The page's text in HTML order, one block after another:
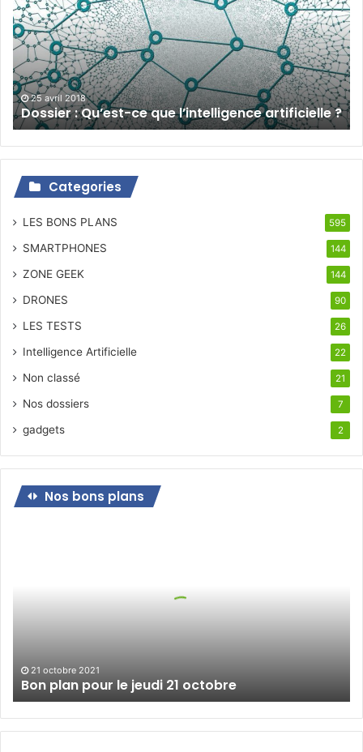
ce
que
l’intelligence
artificielle
?
25 avril 2018
Dossier : Qu’est-ce que l’intelligence artificielle ?
Categories
LES BONS PLANS 595
SMARTPHONES 144
ZONE GEEK 144
DRONES 90
LES TESTS 26
Intelligence Artificielle 22
Non classé 21
Nos dossiers 7
gadgets 2
Nos bons plans
21 octobre 2021
Bon plan pour le jeudi 21 octobre